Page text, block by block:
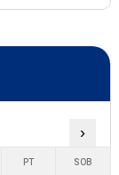
›
PT SOB